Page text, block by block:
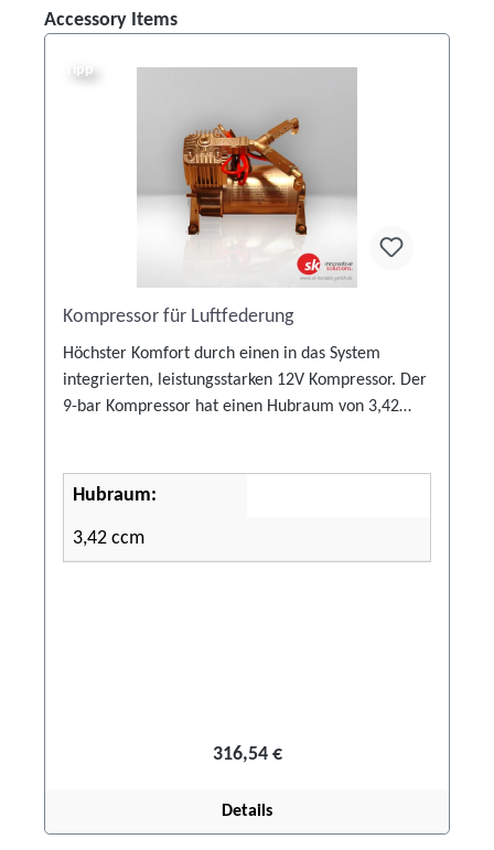
Produktgalerie überspringen
Accessory Items
Tipp
Kompressor für Luftfederung
Höchster Komfort durch einen in das System
integrierten, leistungsstarken 12V Kompressor. Der
9-bar Kompressor hat einen Hubraum von 3,42
genügend Druckluft um neben seiner
Luftfederung, noch eine ganze Menge mehr zu
leisten. Im Lieferumfang sind das
Hubraum:
3,42 ccm
316,54 €
Details